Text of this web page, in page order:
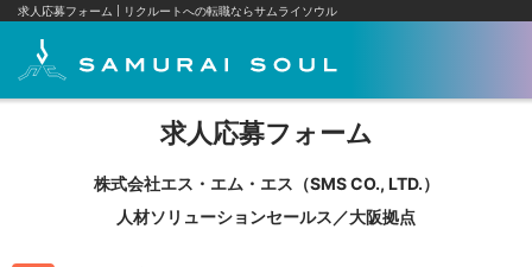
求人応募フォーム リクルートへの転職ならサムライソウル
求人応募フォーム
株式会社エス・エム・エス（SMS CO., LTD.）
人材ソリューションセールス／大阪拠点